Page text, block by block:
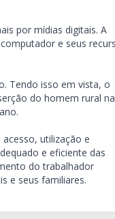
por mídias digitais. A
e seus
Tendo isso em vista, o
do homem rural na
utilização e
e eficiente das
do trabalhador
e seus familiares.